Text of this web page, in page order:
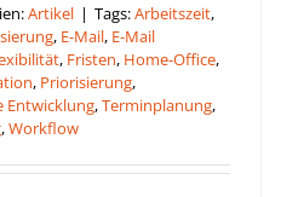
Artikel | Tags:Arbeitszeit,
, E-Mail, E-Mail
, Fristen, Home-Office,
, Priorisierung,
Entwicklung,Terminplanung,
,Workflow